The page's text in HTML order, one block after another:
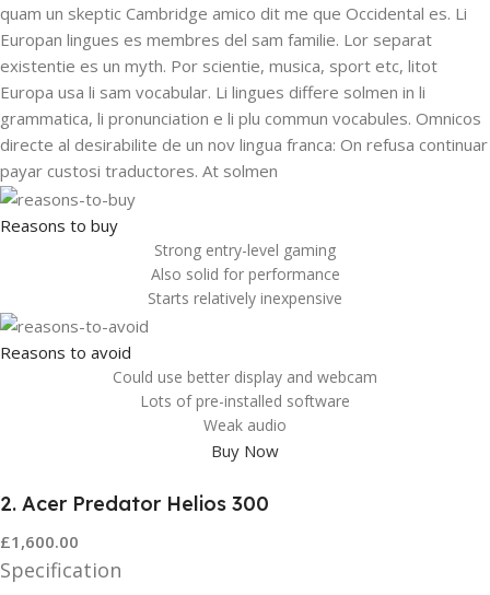
quam un skeptic Cambridge amico dit me que Occidental es. Li
Europan lingues es membres del sam familie. Lor separat
existentie es un myth. Por scientie, musica, sport etc, litot
Europa usa li sam vocabular. Li lingues differe solmen in li
grammatica, li pronunciation e li plu commun vocabules. Omnicos
directe al desirabilite de un nov lingua franca: On refusa continuar
payar custosi traductores. At solmen
Reasons to buy
Strong entry-level gaming
Also solid for performance
Starts relatively inexpensive
Reasons to avoid
Could use better display and webcam
Lots of pre-installed software
Weak audio
Buy Now
2. Acer Predator Helios 300
£1,600.00
Specification